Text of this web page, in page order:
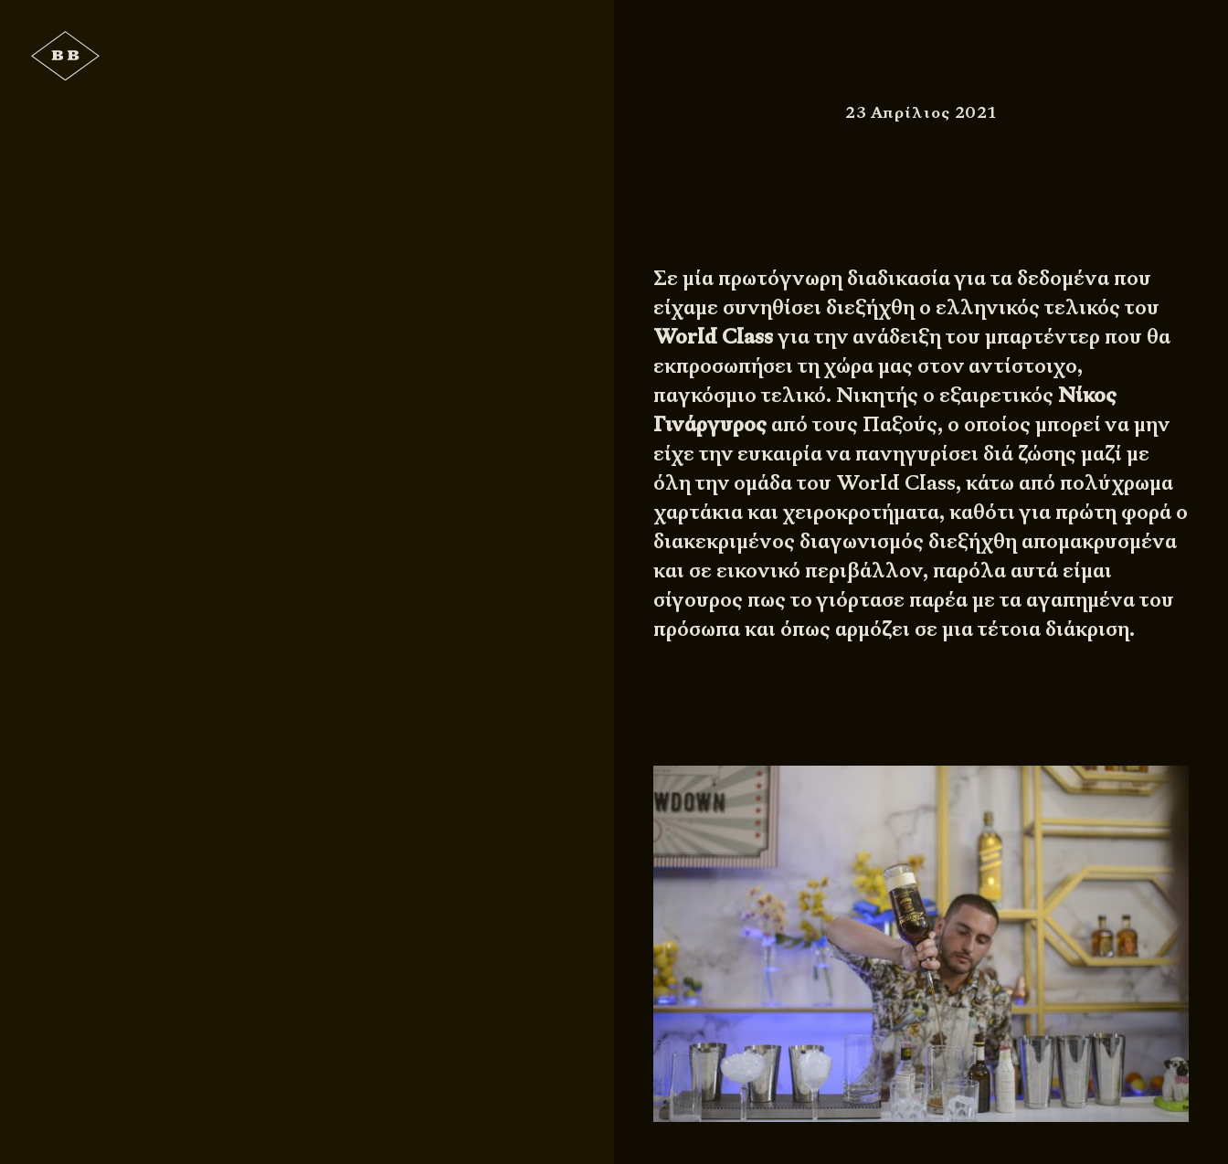
23 Απρίλιος 2021
Σε μία πρωτόγνωρη διαδικασία για τα δεδομένα που
είχαμε συνηθίσει διεξήχθη ο ελληνικός τελικός του
World Classγια την ανάδειξη του μπαρτέντερ που θα
εκπροσωπήσει τη χώρα μας στον αντίστοιχο,
παγκόσμιο τελικό. Νικητής ο εξαιρετικός Νίκος
Γινάργυρος από τους Παξούς, ο οποίος μπορεί να μην
είχε την ευκαιρία να πανηγυρίσει διά ζώσης μαζί με
όλη την ομάδα του World Class, κάτω από πολύχρωμα
χαρτάκια και χειροκροτήματα, καθότι για πρώτη φορά ο
διακεκριμένος διαγωνισμός διεξήχθη απομακρυσμένα
και σε εικονικό περιβάλλον, παρόλα αυτά είμαι
σίγουρος πως το γιόρτασε παρέα με τα αγαπημένα του
πρόσωπα και όπως αρμόζει σε μια τέτοια διάκριση.